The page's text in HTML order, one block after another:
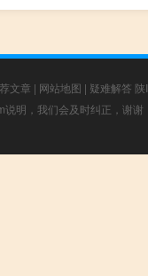
文章 | 网站地图 | 疑难解答
明，我们会及时纠正，谢谢